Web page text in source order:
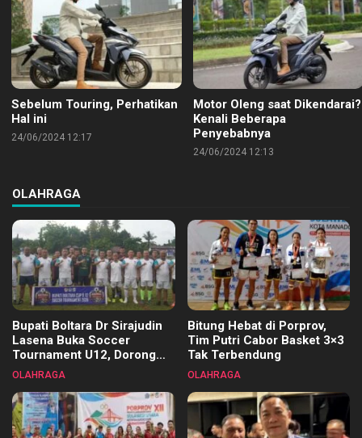
Sebelum Touring, Perhatikan
Hal ini
24/06/2024 12:17
Motor Oleng saat Dikendarai?
Kenali Beberapa
Penyebabnya
24/06/2024 12:13
OLAHRAGA
Bupati Boltara Dr Sirajudin
Lasena Buka Soccer
Tournament U12, Dorong
Pembinaan Merata di Setiap
OLAHRAGA
Bitung Hebat di Porprov,
Tim Putri Cabor Basket 3×3
Tak Terbendung
OLAHRAGA